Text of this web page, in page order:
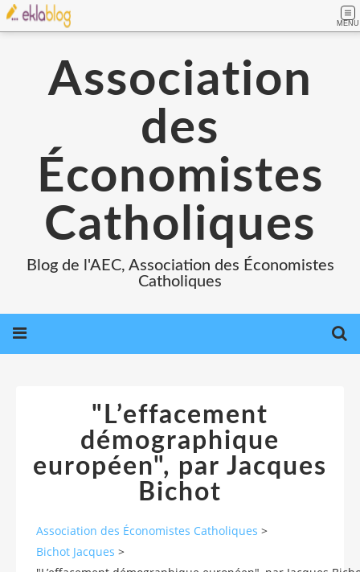
MENU
Association
des
Économistes
Catholiques
Blog de l'AEC, Association des Économistes
Catholiques
"L’effacement
démographique
européen", par Jacques
Bichot
Association des Économistes Catholiques >
Bichot Jacques >